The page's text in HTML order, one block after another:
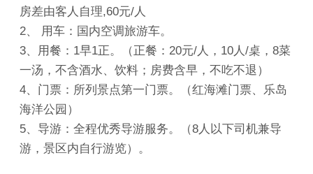
房差由客人自理,60元/人
2、 用车：国内空调旅游车。
3、用餐：1早1正。（正餐：20元/人，10人/桌，8菜
一汤，不含酒水、饮料；房费含早，不吃不退）
4、门票：所列景点第一门票。（红海滩门票、乐岛
海洋公园）
5、导游：全程优秀导游服务。（8人以下司机兼导
游，景区内自行游览）。